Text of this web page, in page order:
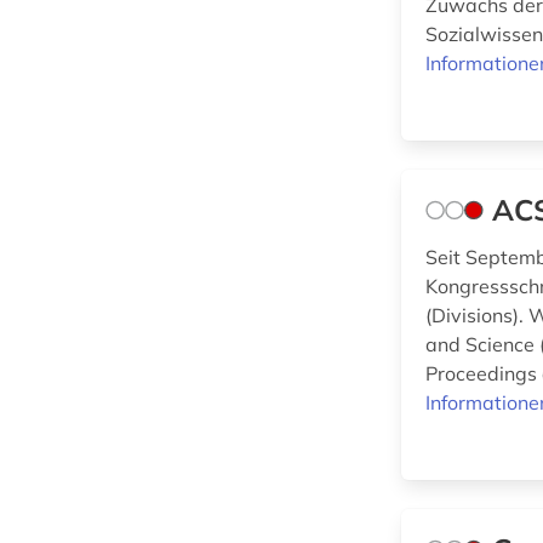
Zuwachs
Seit
(Divisions).
and Science